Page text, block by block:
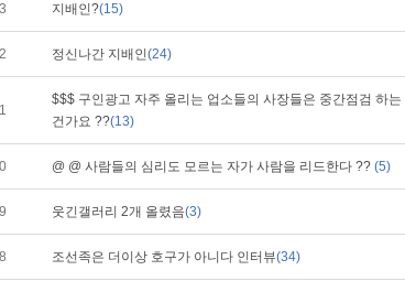
지배인?(15)
정신나간 지배인(24)
$$$ 구인광고 자주 올리는 업소들의 사장들은 중간점검 하는
건가요 ??(13)
@ @ 사람들의 심리도 모르는 자가 사람을 리드한다 ?? (5)
웃긴갤러리 2개 올렸음(3)
조선족은 더이상 호구가 아니다 인터뷰(34)